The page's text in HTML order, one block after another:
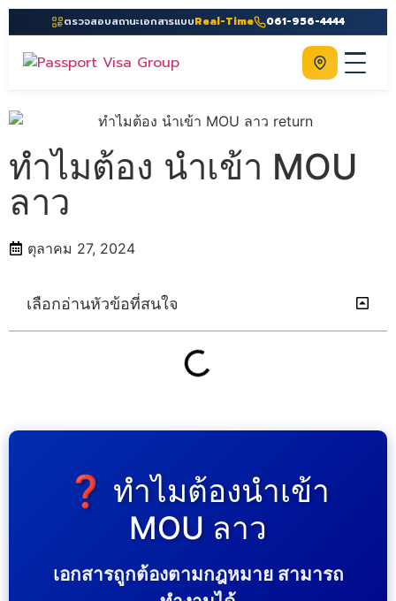
ตรวจสอบสถานะเอกสารแบบReal-Time 061-956-4444
Home
เกี่ยวกับเรา
บริการ
คู่มือ
ความรู้
ประเทศ
ติดต่อเรา
ติดต่อเรา
ทำไมต้อง นำเข้า MOU
ลาว
ตุลาคม 27, 2024
เลือกอ่านหัวข้อที่สนใจ
❓ ทำไมต้องนำเข้า
MOU ลาว
เอกสารถูกต้องตามกฎหมาย สามารถ